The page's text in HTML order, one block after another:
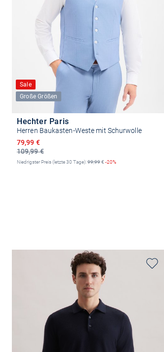
Sale
Große Größen
Hechter Paris
Herren Baukasten-Weste mit Schurwolle
109,99 €
Ermäßigter Preis
79,99 €
Niedrigster Preis (letzte 30 Tage):99,99€ -20%